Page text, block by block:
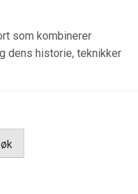
som kombinerer
dens historie, teknikker